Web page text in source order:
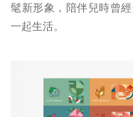
髦新形象，陪伴兒時曾
一起生活。